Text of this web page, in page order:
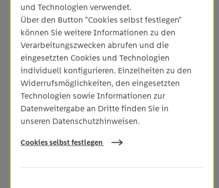
Bildunterschrift (von links): Matthias Steiner,
Geschäftsführer Netze ODR, Sebastian Maier,
Aufsichtsratsvorsitzender Netze ODR, Lorenz
Eitzenhöfer, Kommunalmanager EnBW ODR, und
Irmgard Sehner, stellvertretende Bürgermeisterin
Gemeinde Mögglingen
und Technologien verwendet.
Über den Button "Cookies selbst festlegen"
können Sie weitere Informationen zu den
Verarbeitungszwecken abrufen und die
eingesetzten Cookies und Technologien
individuell konfigurieren. Einzelheiten zu den
Widerrufsmöglichkeiten, den eingesetzten
Technologien sowie Informationen zur
Datenweitergabe an Dritte finden Sie in
unseren Datenschutzhinweisen.
Cookies selbst festlegen